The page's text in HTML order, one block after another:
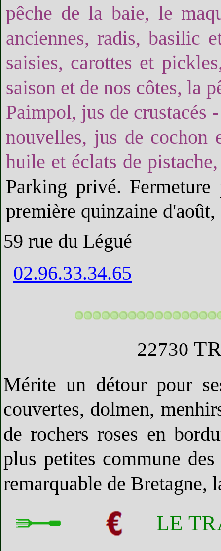
pêche de la baie, le
anciennes, radis, basilic
saisies, carottes et
saison et de nos côtes, la
Paimpol, jus de crustacés
nouvelles, jus de
huile et éclats de
Parking privé.
première quinzaine
59 rue du Légué
02.96.33.34.65
22730
Mérite un détour pour
couvertes, dolmen,
de rochers roses en
plus petites commune
remarquable de Bretagne,
LE